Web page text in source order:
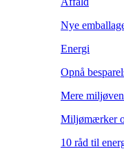
Nye
Energi
Opnå
Mere
Miljømærker
10 råd til